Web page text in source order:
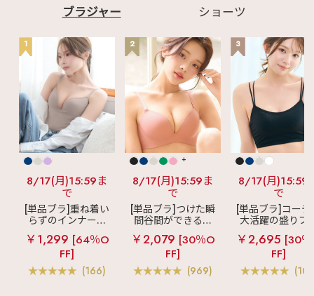
ブラジャー ショーツ
1
8/17(月)15:59ま
で
[単品ブラ]重ね着い
らずのインナーブ
ラ
リッチバスト
ブラトップ (ワイヤ
ー入り)
￥1,299 [64％O
FF]
(166)
2
+
8/17(月)15:59ま
で
[単品ブラ]つけた瞬
間谷間ができるシ
ームレスブラ
超
盛ブラ(R) シームレ
ス 単品ブラジャー
￥2,079 [30％O
FF]
(969)
3
8/17(月)15:59
で
[単品ブラ]コーデ
大活躍の盛りブ
ショートレン
ス ブラトップ 超
ブラ(R) 単品ブ
ャー
￥2,695 [30
FF]